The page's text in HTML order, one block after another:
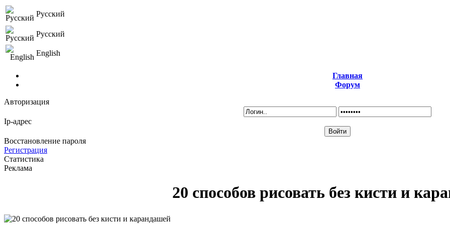
Русский
Русский
English
Главная
Форум
Авторизация
Ip-адрес
Восстановление пароля
Регистрация
Статистика
Реклама
20 способов рисовать без кисти и